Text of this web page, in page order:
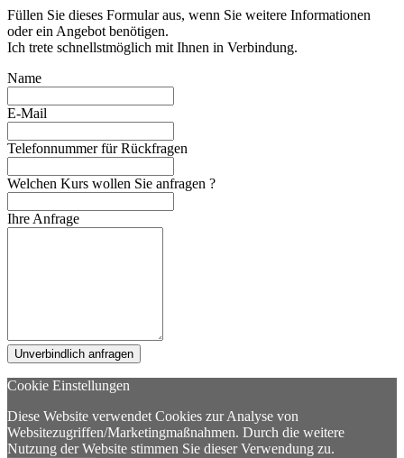
Füllen Sie dieses Formular aus, wenn Sie weitere Informationen
oder ein Angebot benötigen.
Ich trete schnellstmöglich mit Ihnen in Verbindung.
Name
E-Mail
Telefonnummer für Rückfragen
Welchen Kurs wollen Sie anfragen ?
Ihre Anfrage
Unverbindlich anfragen
Cookie Einstellungen
Diese Website verwendet Cookies zur Analyse von
Websitezugriffen/Marketingmaßnahmen. Durch die weitere
Nutzung der Website stimmen Sie dieser Verwendung zu.